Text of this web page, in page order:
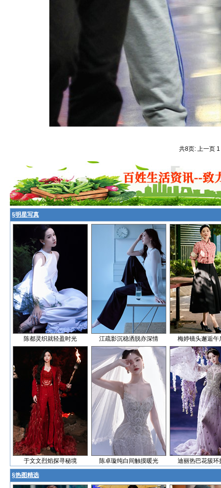
共8页: 上一页 1
§明星写真
陈都灵织就轻盈时光 江疏影沉稳洒脱亦深情 梅婷镜头邂逅午
于文文烈焰探寻秘境 陈卓璇纯白间触摸暖光 迪丽热巴花簇环
§热图精选